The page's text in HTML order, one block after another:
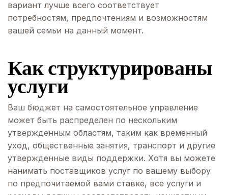
вариант лучше всего соответствует
потребностям, предпочтениям и возможностям
вашей семьи на данный момент.
Как структурированы
услуги
Ваш бюджет на самостоятельное управление
может быть распределен по нескольким
утвержденным областям, таким как временный
уход, общественные занятия, транспорт и другие
утвержденные виды поддержки. Хотя вы можете
нанимать поставщиков услуг по вашему выбору
по предпочитаемой вами ставке, все услуги и